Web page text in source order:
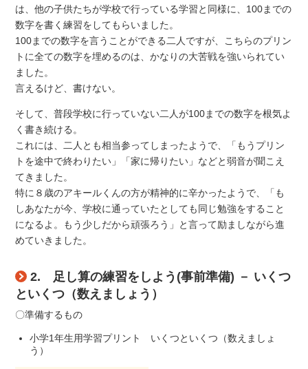
は、他の子供たちが学校で行っている学習と同様に、100までの
数字を書く練習をしてもらいました。
100までの数字を言うことができる二人ですが、こちらのプリン
トに全ての数字を埋めるのは、かなりの大苦戦を強いられてい
ました。
言えるけど、書けない。
そして、普段学校に行っていない二人が100までの数字を根気よ
く書き続ける。
これには、二人とも相当参ってしまったようで、「もうプリン
トを途中で終わりたい」「家に帰りたい」などと弱音が聞こえ
てきました。
特に８歳のアキールくんの方が精神的に辛かったようで、「も
しあなたが今、学校に通っていたとしても同じ勉強をすること
になるよ。もう少しだから頑張ろう」と言って励ましながら進
めていきました。
2. 足し算の練習をしよう(事前準備) － いくつ
といくつ（数えましょう）
〇準備するもの
小学1年生用学習プリント いくつといくつ（数えましょ
う）